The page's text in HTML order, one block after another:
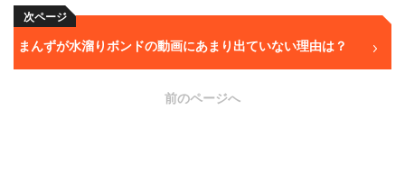
次ページ
まんずが水溜りボンドの動画にあまり出ていない理由は？
前のページへ